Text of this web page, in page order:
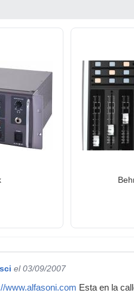
el 03/09/2007
www.alfasoni.com Esta en la